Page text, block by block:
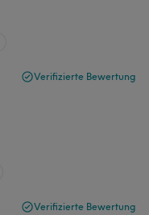
Verifizierte Bewertung
Verifizierte Bewertung